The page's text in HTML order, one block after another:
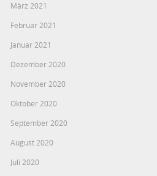
März 2021
Februar 2021
Januar 2021
Dezember 2020
November 2020
Oktober 2020
September 2020
August 2020
Juli 2020